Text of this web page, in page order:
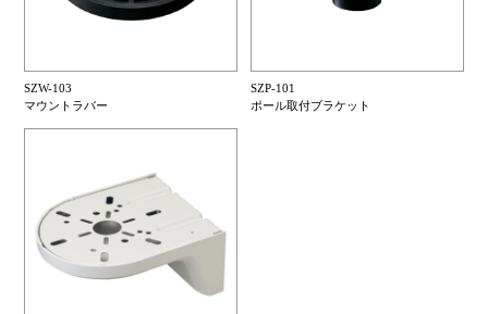
SZW-103
マウントラバー
SZP-101
ポール取付ブラケット